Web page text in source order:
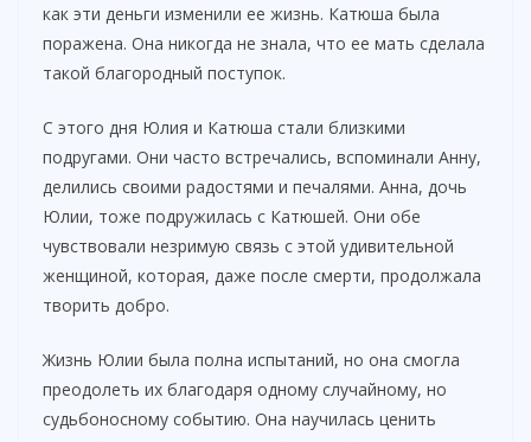
как эти деньги изменили ее жизнь. Катюша была
поражена. Она никогда не знала, что ее мать сделала
такой благородный поступок.
С этого дня Юлия и Катюша стали близкими
подругами. Они часто встречались, вспоминали Анну,
делились своими радостями и печалями. Анна, дочь
Юлии, тоже подружилась с Катюшей. Они обе
чувствовали незримую связь с этой удивительной
женщиной, которая, даже после смерти, продолжала
творить добро.
Жизнь Юлии была полна испытаний, но она смогла
преодолеть их благодаря одному случайному, но
судьбоносному событию. Она научилась ценить